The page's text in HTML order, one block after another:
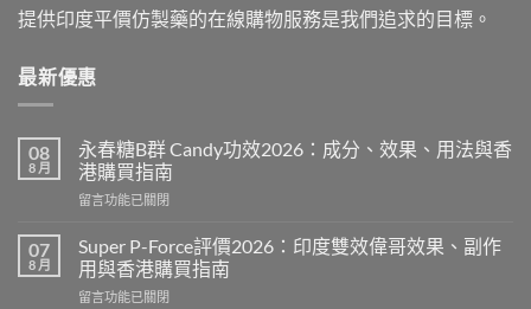
提供印度平價仿製藥的在線購物服務是我們追求的目標。
最新優惠
08
8 月
永春糖B群 Candy功效2026：成分、效果、用法與香
港購買指南
在
春
糖
B
群
留言功能已關閉
07
8 月
Super P-Force評價2026：印度雙效偉哥效果、副作
用與香港購買指南
在
留言功能已關閉